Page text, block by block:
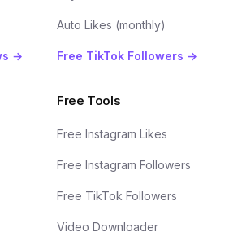
→
Auto Likes (monthly)
Free TikTok Followers →
Free Tools
Free Instagram Likes
Free Instagram Followers
Free TikTok Followers
Video Downloader